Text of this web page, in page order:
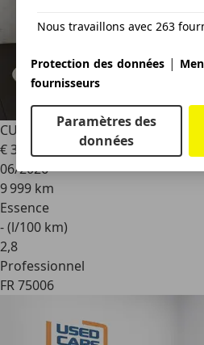
CUPRA Terramar1.5 eTSI 110 kW
€ 38 990
06/2026
9 999 km
Essence
- (l/100 km)
2,8
Professionnel
FR 75006
Nous travaillons avec 263
Protection des données |
fournisseurs
Paramètres des
données